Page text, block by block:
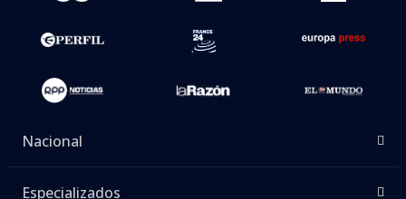
Nacional
Especializados